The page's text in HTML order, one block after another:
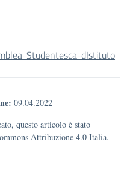
Studentesca-dIstituto
09.04.2022
questo articolo è stato
Attribuzione 4.0 Italia.